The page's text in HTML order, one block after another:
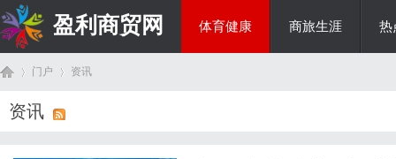
盈利商贸网 体育健康 商旅生涯 热
门户 资讯
资讯